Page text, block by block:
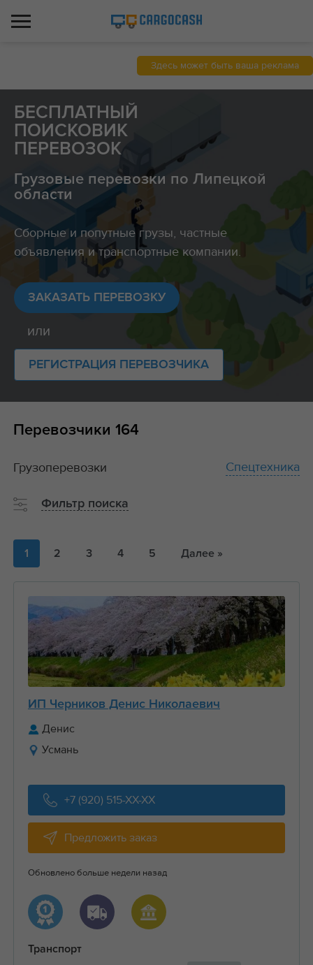
Здесь может быть ваша реклама
БЕСПЛАТНЫЙ
ПОИСКОВИК
ПЕРЕВОЗОК
Грузовые перевозки по Липецкой
области
Сборные и попутные грузы, частные
объявления и транспортные компании.
ЗАКАЗАТЬ ПЕРЕВОЗКУ
или
РЕГИСТРАЦИЯ ПЕРЕВОЗЧИКА
Перевозчики 164
1 2 3 4 5 Далее »
ИП Черников Денис Николаевич
Денис
Усмань
+7 (920) 515-XX-XX
Предложить заказ
Обновлено больше недели назад
Транспорт
Грузоперевозки Спецтехника
Фильтр поиска